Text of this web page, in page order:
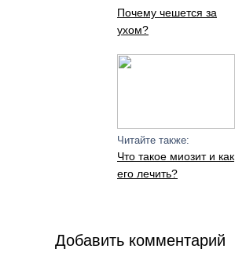
Почему чешется за
ухом?
Читайте также:
Что такое миозит и как
его лечить?
Добавить комментарий